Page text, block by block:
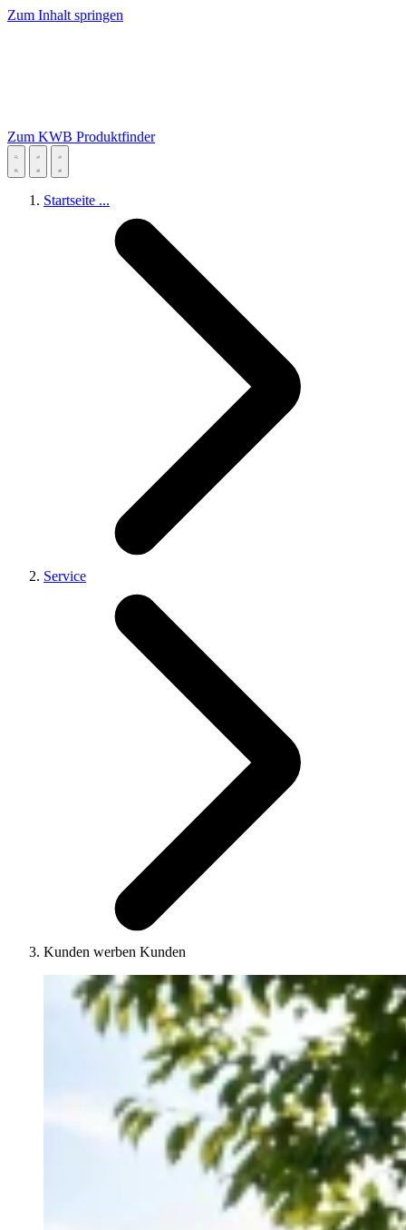
Zum Inhalt springen
Zum KWB Produktfinder
Startseite ...
Service
Kunden werben Kunden